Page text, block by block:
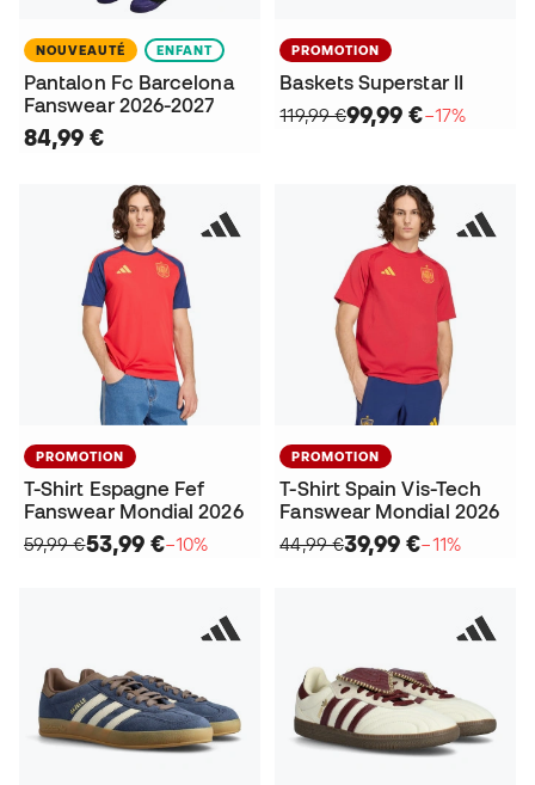
NOUVEAUTÉ ENFANT
Pantalon Fc Barcelona
Fanswear 2026-2027
84,99 €
PROMOTION
Baskets Superstar II
119,99 €99,99 €−17%
PROMOTION
T-Shirt Espagne Fef
Fanswear Mondial 2026
59,99 €53,99 €−10%
PROMOTION
T-Shirt Spain Vis-Tech
Fanswear Mondial 2026
44,99 €39,99 €−11%